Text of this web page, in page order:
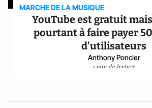
MARCHE DE LA MUSIQUE
YouTube est gratuit
pourtant à faire payer
d’utilisateurs
Anthony Poncier
1 min de lecture